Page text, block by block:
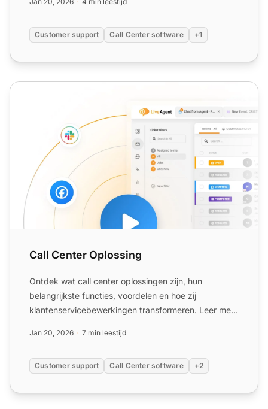
Customer support Call Center software +1
Call Center Oplossing
Call Center Oplossing
Ontdek wat call center oplossingen zijn, hun
belangrijkste functies, voordelen en hoe zij
klantenservicebewerkingen transformeren. Leer meer
Jan 20, 2026 7 min leestijd
Customer support Call Center software +2